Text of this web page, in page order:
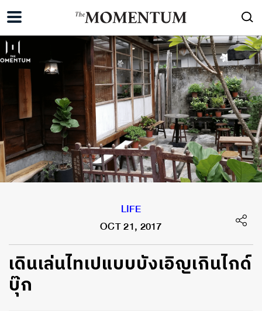
LIFE
OCT 21, 2017
เดินเล่นไทเปแบบบังเอิญเกินไกด์
บุ๊ก